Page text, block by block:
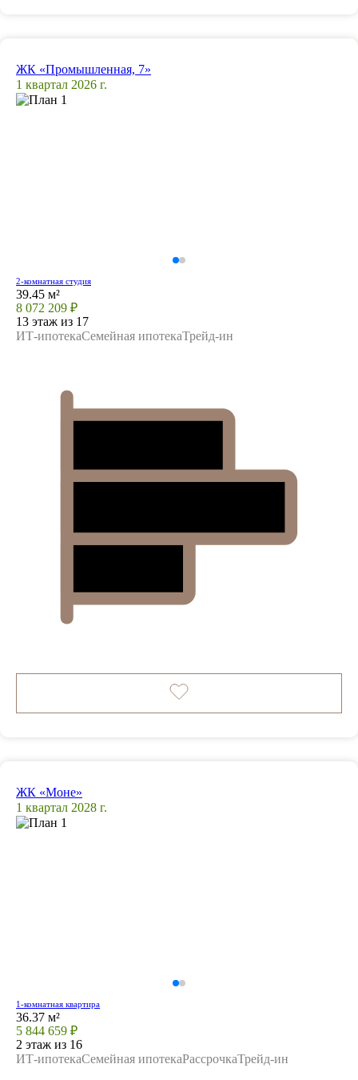
ЖК «Промышленная, 7»
1 квартал 2026 г.
2-комнатная студия
39.45 м²
8 072 209 ₽
13 этаж из 17
ИТ-ипотекаСемейная ипотекаТрейд-ин
ЖК «Моне»
1 квартал 2028 г.
1-комнатная квартира
36.37 м²
5 844 659 ₽
2 этаж из 16
ИТ-ипотекаСемейная ипотекаРассрочкаТрейд-ин